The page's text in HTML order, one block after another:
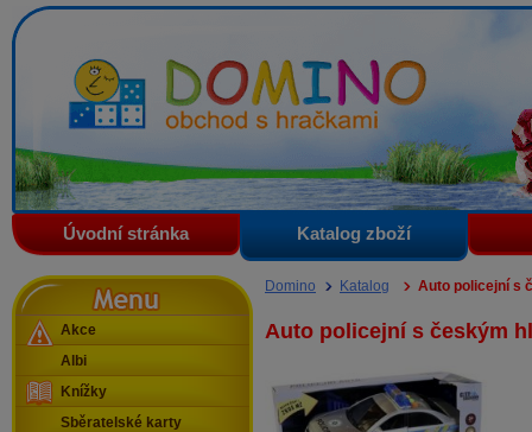
Domino - obchod s hračkami
Úvodní stránka Katalog zboží
Domino Katalog Auto policejní s
Auto policejní s českým
Menu
Akce
Albi
Knížky
Sběratelské karty